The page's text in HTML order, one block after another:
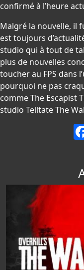
confirmé à l’heure
Malgré la nouvelle, il
est toujours
studio qui à tout de
plus de nouvelles
toucher au FPS dans
pourquoi ne pas
comme The Escapist
studio Telltate The